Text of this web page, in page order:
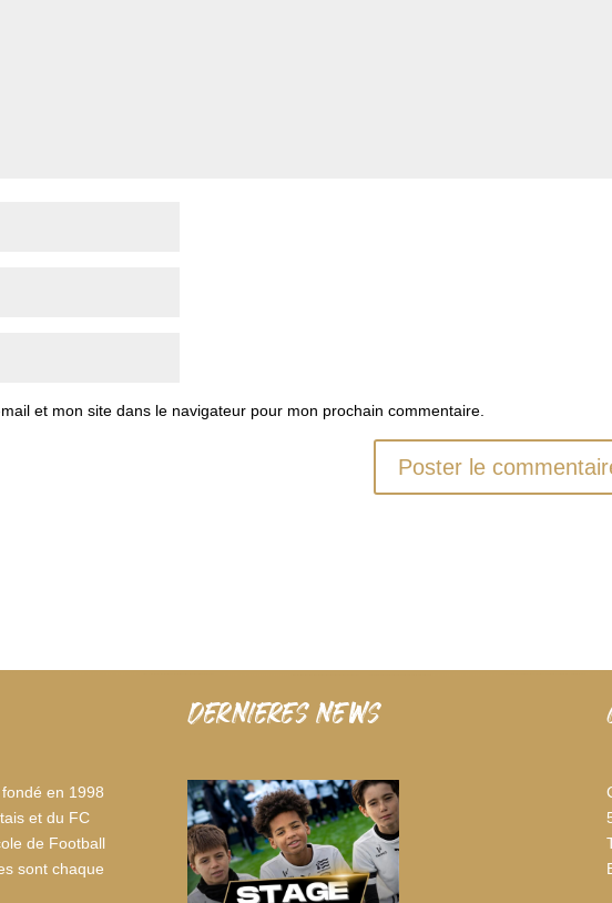
et mon site dans le navigateur pour mon prochain commentaire.
en 1998
et du FC
de Football
sont chaque
dernieres news